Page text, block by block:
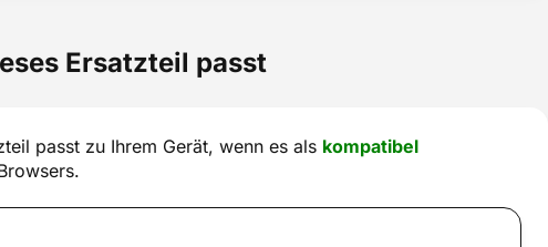
Ersatzteil passt
passt zu Ihrem Gerät, wenn es als kompatibel